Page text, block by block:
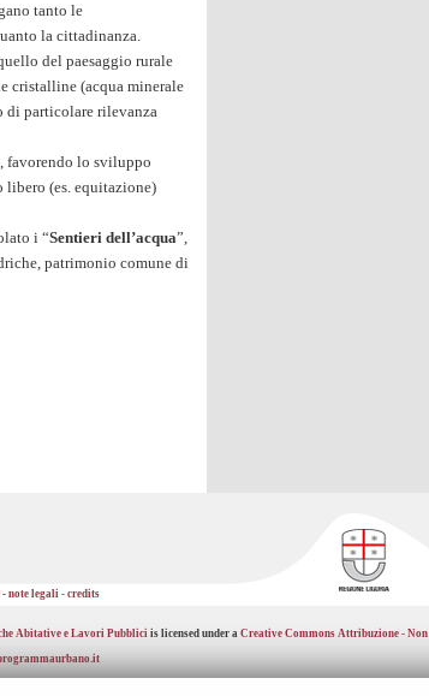
tanto le
la cittadinanza.
del paesaggio rurale
cristalline (acqua minerale
di particolare rilevanza
favorendo lo sviluppo
libero (es. equitazione)
i “Sentieri dell’acqua”,
patrimonio comune di
- note legali - credits
Abitative e Lavori Pubblici is licensed under a Creative Commons Attribuzione - Non